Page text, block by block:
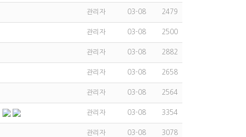
관리자 03-08 2479
관리자 03-08 2500
관리자 03-08 2882
관리자 03-08 2658
관리자 03-08 2564
관리자 03-08 3354
관리자 03-08 3078